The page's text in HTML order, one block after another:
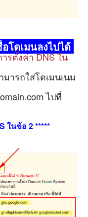
โดเมนลงไปได้
รตั้งค่า DNS ใน
ารถใส่โดเมนเนม
ไปที่
ในข้อ 2 *****